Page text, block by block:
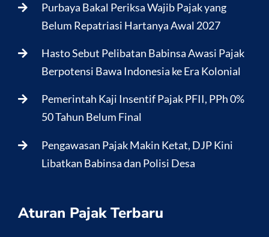
Purbaya Bakal Periksa Wajib Pajak yang
Belum Repatriasi Hartanya Awal 2027
Hasto Sebut Pelibatan Babinsa Awasi Pajak
Berpotensi Bawa Indonesia ke Era Kolonial
Pemerintah Kaji Insentif Pajak PFII, PPh 0%
50 Tahun Belum Final
Pengawasan Pajak Makin Ketat, DJP Kini
Libatkan Babinsa dan Polisi Desa
Aturan Pajak Terbaru